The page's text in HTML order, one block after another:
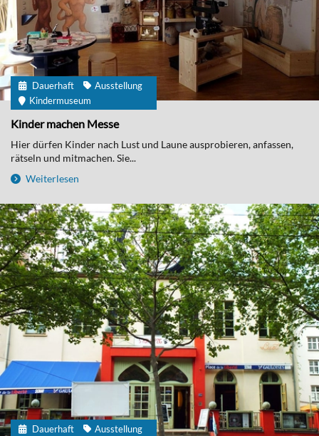
Dauerhaft
Ausstellung
Kindermuseum
Kinder machen Messe
Hier dürfen Kinder nach Lust und Laune ausprobieren, anfassen,
rätseln und mitmachen. Sie...
Weiterlesen
Dauerhaft
Ausstellung